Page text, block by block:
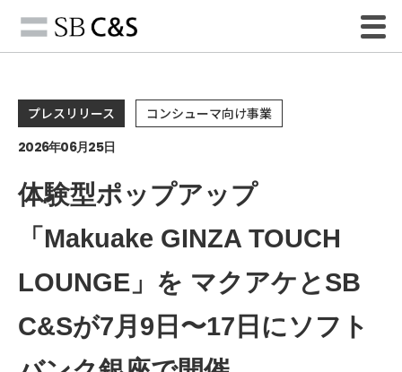
プレスリリース
コンシューマ向け事業
2026年06月25日
体験型ポップアップ
「Makuake GINZA TOUCH
LOUNGE」を マクアケとSB
C&Sが7月9日〜17日にソフト